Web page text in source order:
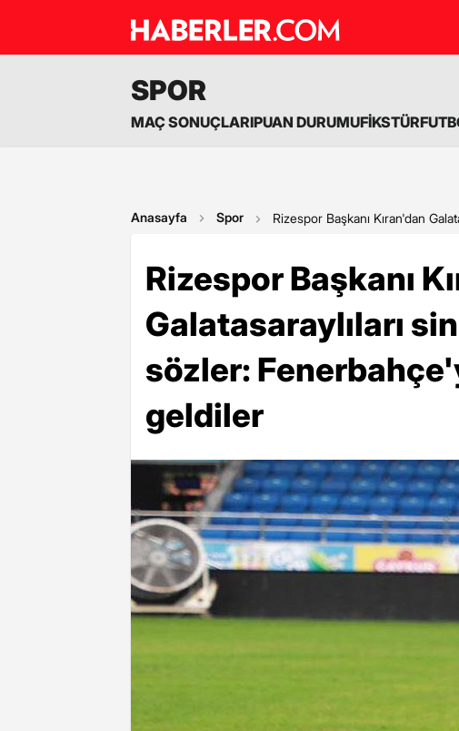
SPOR
MAÇ SONUÇLARIPUAN DURUMUFİKSTÜR
Anasayfa Spor Rizespor Başkanı Kıran'dan
Rizespor Başkanı
Galatasaraylıları
sözler:
geldiler